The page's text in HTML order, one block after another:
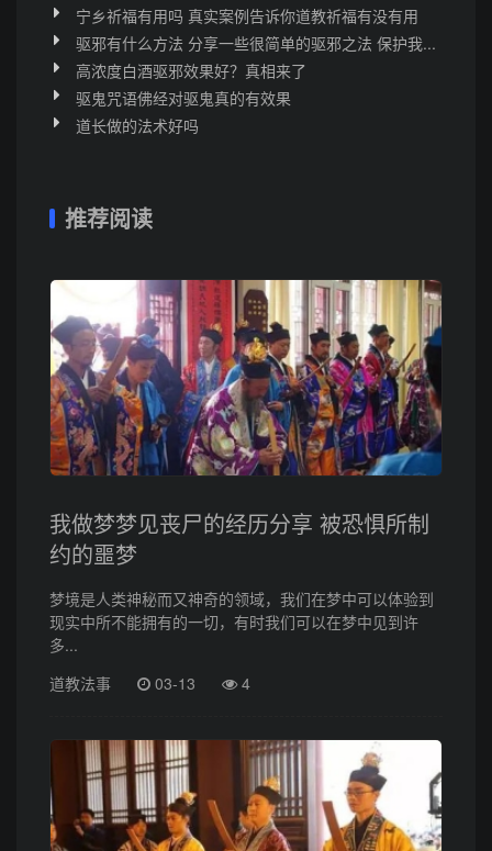
宁乡祈福有用吗 真实案例告诉你道教祈福有没有用
驱邪有什么方法 分享一些很简单的驱邪之法 保护我...
高浓度白酒驱邪效果好？真相来了
驱鬼咒语佛经对驱鬼真的有效果
道长做的法术好吗
推荐阅读
我做梦梦见丧尸的经历分享 被恐惧所制
约的噩梦
梦境是人类神秘而又神奇的领域，我们在梦中可以体验到
现实中所不能拥有的一切，有时我们可以在梦中见到许
多...
道教法事
03-13 4